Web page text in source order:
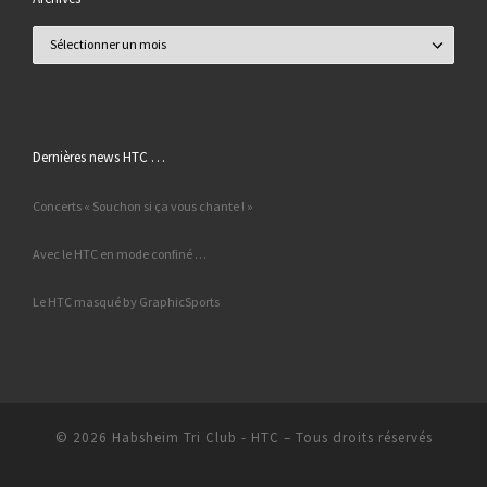
Dernières news HTC …
Concerts « Souchon si ça vous chante ! »
Avec le HTC en mode confiné …
Le HTC masqué by GraphicSports
© 2026 Habsheim Tri Club - HTC – Tous droits réservés